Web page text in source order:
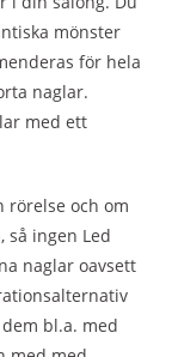
mönster
för hela
naglar.
med ett
rörelse och om
, så ingen Led
naglar oavsett
bl.a. med